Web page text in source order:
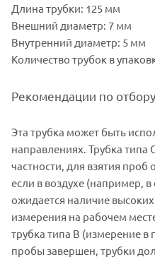
Длина трубки: 125 мм
Внешний диаметр: 7 мм
Внутренний диаметр: 5 мм
Количество трубок в
Рекомендации по
Эта трубка может быть
направлениях. Трубка типа
частности, для взятия проб
если в воздухе (например,
ожидается наличие
измерения на рабочем
трубка типа B (измерение
пробы завершен, трубки